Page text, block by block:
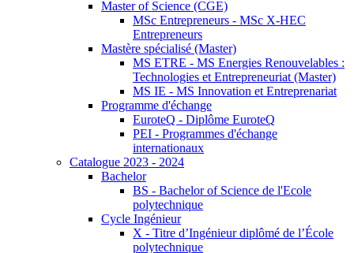
Master of Science (CGE)
MSc Entrepreneurs - MSc X-HEC
Entrepreneurs
Mastère spécialisé (Master)
MS ETRE - MS Energies Renouvelables :
Technologies et Entrepreneuriat (Master)
MS IE - MS Innovation et Entreprenariat
Programme d'échange
EuroteQ - Diplôme EuroteQ
PEI - Programmes d'échange
internationaux
Catalogue 2023 - 2024
Bachelor
BS - Bachelor of Science de l'Ecole
polytechnique
Cycle Ingénieur
X - Titre d’Ingénieur diplômé de l’École
polytechnique